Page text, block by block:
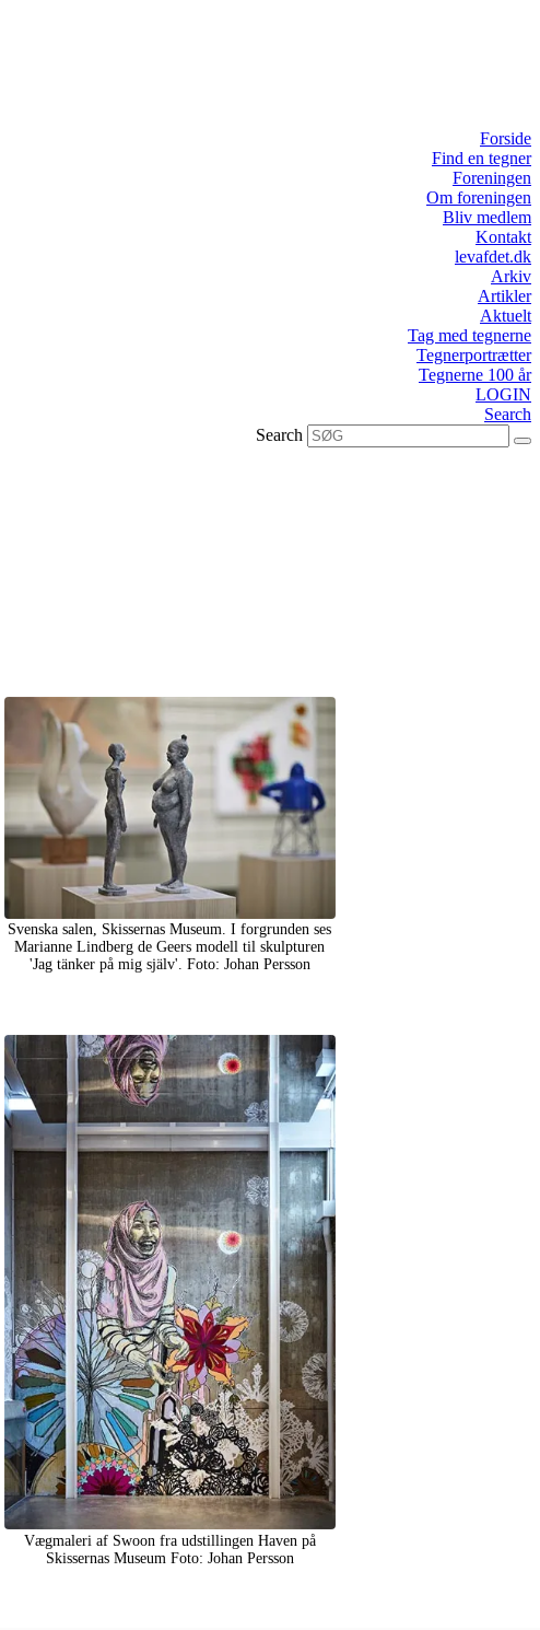
Forside
Find en tegner
Foreningen
Om foreningen
Bliv medlem
Kontakt
levafdet.dk
Arkiv
Artikler
Aktuelt
Tag med tegnerne
Tegnerportrætter
Tegnerne 100 år
LOGIN
Search
Search
Svenska salen, Skissernas Museum. I forgrunden ses
Marianne Lindberg de Geers modell til skulpturen
'Jag tänker på mig själv'. Foto: Johan Persson
Vægmaleri af Swoon fra udstillingen Haven på
Skissernas Museum Foto: Johan Persson